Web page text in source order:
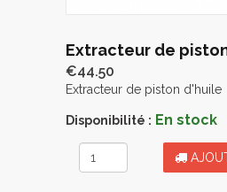
Extracteur de
€44.50
Extracteur de piston d'huile
Disponibilité : En stock